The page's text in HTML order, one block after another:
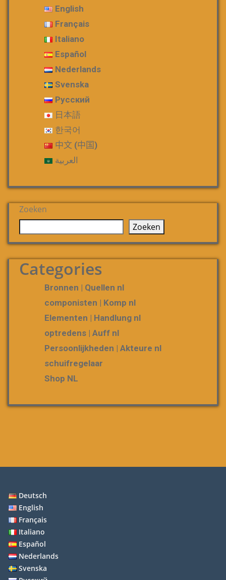
English
Français
Italiano
Español
Nederlands
Svenska
Русский
日本語
한국어
中文 (中国)
العربية
Zoeken
Zoeken
Categories
Bronnen | Quellen nl
componisten | Komp nl
Elementen | Handlung nl
optredens | Auff nl
Persoonlijkheden | Akteure nl
schuifregelaar
Shop NL
Deutsch
English
Français
Italiano
Español
Nederlands
Svenska